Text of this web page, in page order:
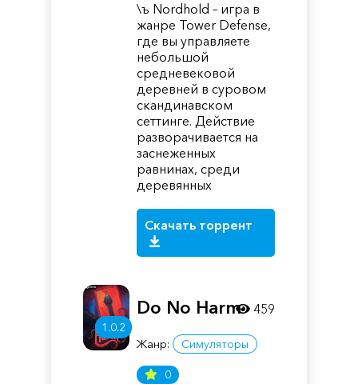
\ъ Nordhold – игра в
жанре Tower Defense,
где вы управляете
небольшой
средневековой
деревней в суровом
скандинавском
сеттинге. Действие
разворачивается на
заснеженных
равнинах, среди
деревянных
Скачать торрент
1.0.2
Do No Harm
Жанр: Симуляторы
0
459